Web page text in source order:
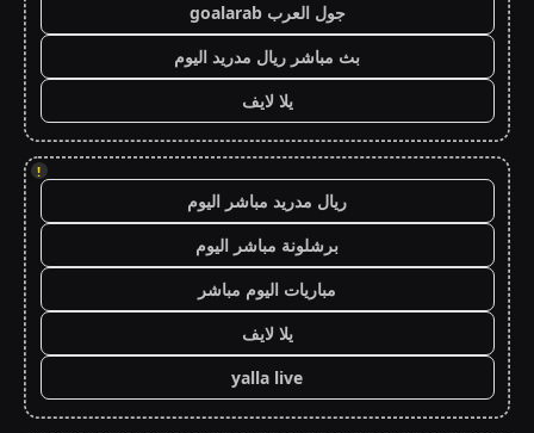
جول العرب goalarab
بث مباشر ريال مدريد اليوم
يلا لايف
!
ريال مدريد مباشر اليوم
برشلونة مباشر اليوم
مباريات اليوم مباشر
يلا لايف
yalla live